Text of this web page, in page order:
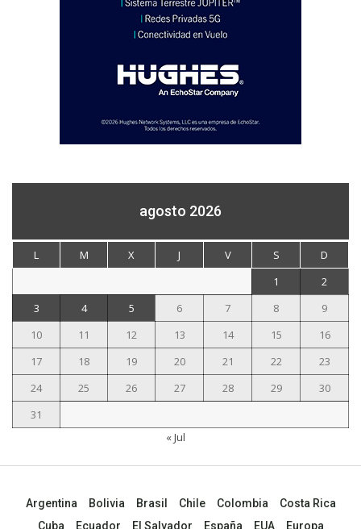
agosto 2026
L M X J V S
D
1
2
3
4 5 6 7 8
9
10
11 12 13 14 15
16
17
18 19 20 21 22
23
24
25 26 27 28 29
30
31
« Jul
Argentina Bolivia Brasil Chile Colombia
Costa Rica
Cuba
Ecuador El Salvador España EUA Europa